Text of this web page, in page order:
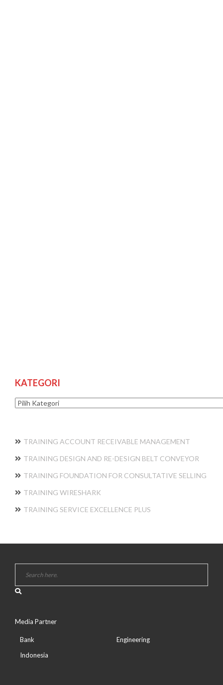
KATEGORI
Kategori
TRAINING ACCOUNT RECEIVABLE MANAGEMENT
TRAINING DESIGN AND RE-DESIGN BELT CONVEYOR
TRAINING FOUNDATION FOR CONSULTATIVE SELLING
TRAINING WIRESHARK
TRAINING SERVICE EXCELLENCE PLUS
Media Partner
Bank
Indonesia
Engineering